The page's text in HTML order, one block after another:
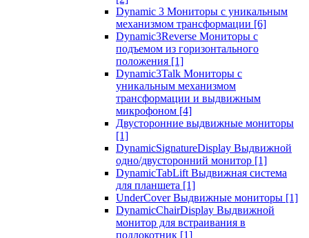
Dynamic 3 Мониторы с уникальным
механизмом трансформации [6]
Dynamic3Reverse Мониторы с
подъемом из горизонтального
положения [1]
Dynamic3Talk Мониторы с
уникальным механизмом
трансформации и выдвижным
микрофоном [4]
Двусторонние выдвижные мониторы
[1]
DynamicSignatureDisplay Выдвижной
одно/двусторонний монитор [1]
DynamicTabLift Выдвижная система
для планшета [1]
UnderCover Выдвижные мониторы [1]
DynamicChairDisplay Выдвижной
монитор для встраивания в
подлокотник [1]